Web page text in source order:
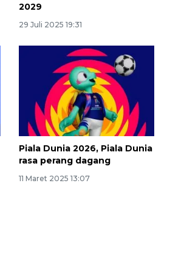
2029
29 Juli 2025 19:31
Piala Dunia 2026, Piala Dunia
rasa perang dagang
11 Maret 2025 13:07
penipuan berbasis AI
07 13:45:00